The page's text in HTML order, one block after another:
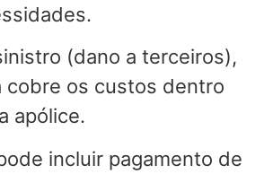
(dano a terceiros),
cobre os custos dentro
apólice.
incluir pagamento de